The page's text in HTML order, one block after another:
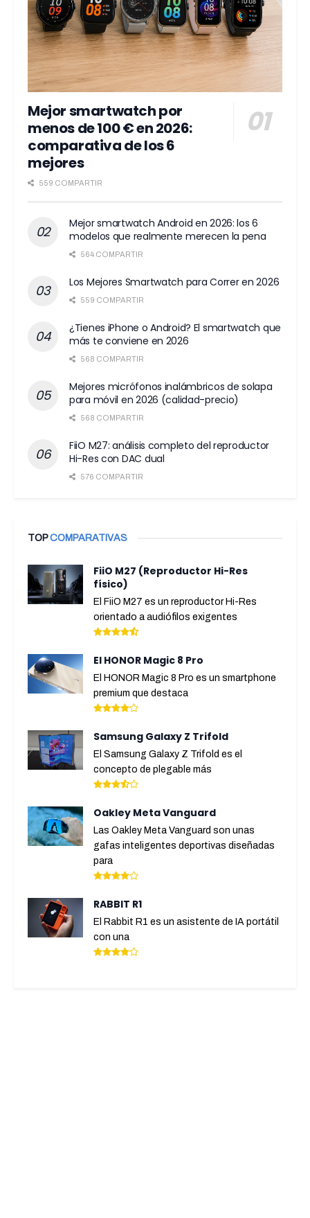
Mejor smartwatch por
menos de 100 € en 2026:
comparativa de los 6
mejores
559 COMPARTIR
Mejor smartwatch Android en 2026: los 6
modelos que realmente merecen la pena
564 COMPARTIR
Los Mejores Smartwatch para Correr en 2026
559 COMPARTIR
¿Tienes iPhone o Android? El smartwatch que
más te conviene en 2026
568 COMPARTIR
Mejores micrófonos inalámbricos de solapa
para móvil en 2026 (calidad-precio)
568 COMPARTIR
FiiO M27: análisis completo del reproductor
Hi-Res con DAC dual
576 COMPARTIR
TOPCOMPARATIVAS
FiiO M27 (Reproductor Hi-Res
físico)
El FiiO M27 es un reproductor Hi-Res
orientado a audiófilos exigentes
El HONOR Magic 8 Pro
El HONOR Magic 8 Pro es un smartphone
premium que destaca
Samsung Galaxy Z Trifold
El Samsung Galaxy Z Trifold es el
concepto de plegable más
Oakley Meta Vanguard
Las Oakley Meta Vanguard son unas
gafas inteligentes deportivas diseñadas
para
RABBIT R1
El Rabbit R1 es un asistente de IA portátil
con una